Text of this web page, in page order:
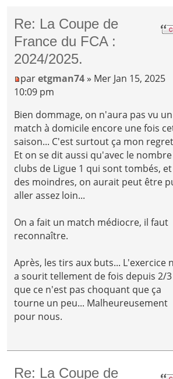
Re: La Coupe de
France du FCA :
2024/2025.
paretgman74 » Mer Jan 15, 2025
10:09 pm
Bien dommage, on n'aura pas vu un
match à domicile encore une fois
saison... C'est surtout ça mon
Et on se dit aussi qu'avec le
clubs de Ligue 1 qui sont tombés,
des moindres, on aurait peut être
aller assez loin...
On a fait un match médiocre, il faut
reconnaître.
Après, les tirs aux buts... L'exercice
a sourit tellement de fois depuis 2/3
que ce n'est pas choquant que ça
tourne un peu... Malheureusement
pour nous.
Re: La Coupe de